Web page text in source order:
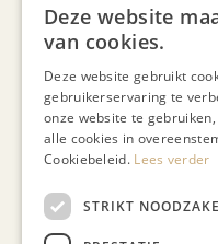
Deze website
van cookies.
Deze website gebruikt
gebruikerservaring te
onze website te
alle cookies in
Cookiebeleid. Lees verder
STRIKT